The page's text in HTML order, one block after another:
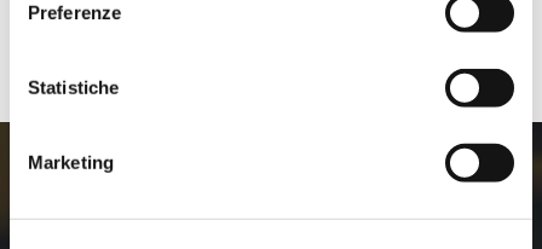
Preferenze
Statistiche
Marketing